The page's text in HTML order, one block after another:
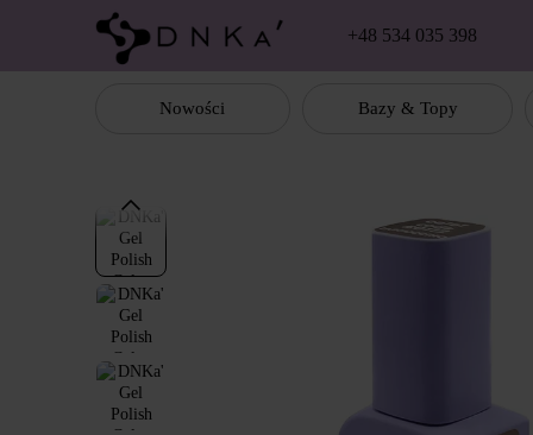
Перейти к основному контенту
+48 534 035 398
Nowości Bazy & Topy